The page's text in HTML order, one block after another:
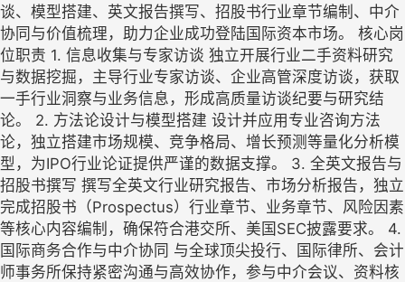
谈、模型搭建、英文报告撰写、招股书行业章节编制、中介
协同与价值梳理，助力企业成功登陆国际资本市场。 核心岗
位职责 1. 信息收集与专家访谈 独立开展行业二手资料研究
与数据挖掘，主导行业专家访谈、企业高管深度访谈，获取
一手行业洞察与业务信息，形成高质量访谈纪要与研究结
论。 2. 方法论设计与模型搭建 设计并应用专业咨询方法
论，独立搭建市场规模、竞争格局、增长预测等量化分析模
型，为IPO行业论证提供严谨的数据支撑。 3. 全英文报告与
招股书撰写 撰写全英文行业研究报告、市场分析报告，独立
完成招股书（Prospectus）行业章节、业务章节、风险因素
等核心内容编制，确保符合港交所、美国SEC披露要求。 4.
国际商务合作与中介协同 与全球顶尖投行、国际律所、会计
师事务所保持紧密沟通与高效协作，参与中介会议、资料核